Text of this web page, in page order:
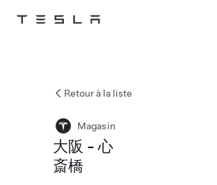
Tesla
Retour à la liste
Magasin
大阪 - 心
斎橋